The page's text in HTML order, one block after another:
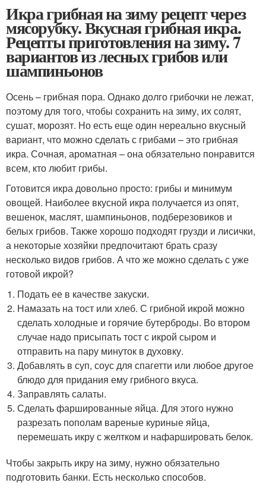
Икра грибная на зиму рецепт через
мясорубку. Вкусная грибная икра.
Рецепты приготовления на зиму. 7
вариантов из лесных грибов или
шампиньонов
Осень – грибная пора. Однако долго грибочки не лежат,
поэтому для того, чтобы сохранить на зиму, их солят,
сушат, морозят. Но есть еще один нереально вкусный
вариант, что можно сделать с грибами – это грибная
икра. Сочная, ароматная – она обязательно понравится
всем, кто любит грибы.
Готовится икра довольно просто: грибы и минимум
овощей. Наиболее вкусной икра получается из опят,
вешенок, маслят, шампиньонов, подберезовиков и
белых грибов. Также хорошо подходят грузди и лисички,
а некоторые хозяйки предпочитают брать сразу
несколько видов грибов. А что же можно сделать с уже
готовой икрой?
Подать ее в качестве закуски.
Намазать на тост или хлеб. С грибной икрой можно
сделать холодные и горячие бутерброды. Во втором
случае надо присыпать тост с икрой сыром и
отправить на пару минуток в духовку.
Добавлять в суп, соус для спагетти или любое другое
блюдо для придания ему грибного вкуса.
Заправлять салаты.
Сделать фаршированные яйца. Для этого нужно
разрезать пополам вареные куриные яйца,
перемешать икру с желтком и нафаршировать белок.
Чтобы закрыть икру на зиму, нужно обязательно
подготовить банки. Есть несколько способов.